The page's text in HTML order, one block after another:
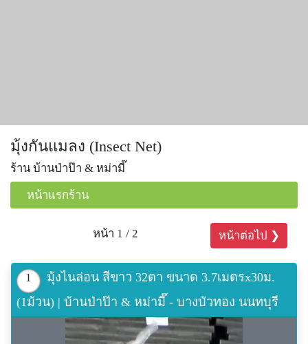
มุ้งกันแมลง (Insect Net)
ร้าน บ้านป่าป๊า & หม่ามี๊
หน้าแรกร้าน
หน้า 1 / 2 หน้าต่อไป ❯
1
มุ้งไนล่อน สีขาว 32ตา ขนาด 3.7เมตรx30ม.
(1ม้วน) | บ้านป่าป๊า & หม่ามี๊ - บางบัวทอง นนทบุรี